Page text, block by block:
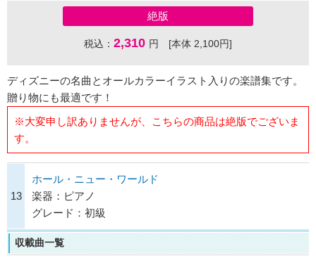
絶版
税込： 2,310 円 [本体 2,100円]
ディズニーの名曲とオールカラーイラスト入りの楽譜集です。
贈り物にも最適です！
※大変申し訳ありませんが、こちらの商品は絶版でございま
す。
13
ホール・ニュー・ワールド
楽器：ピアノ
グレード：初級
収載曲一覧